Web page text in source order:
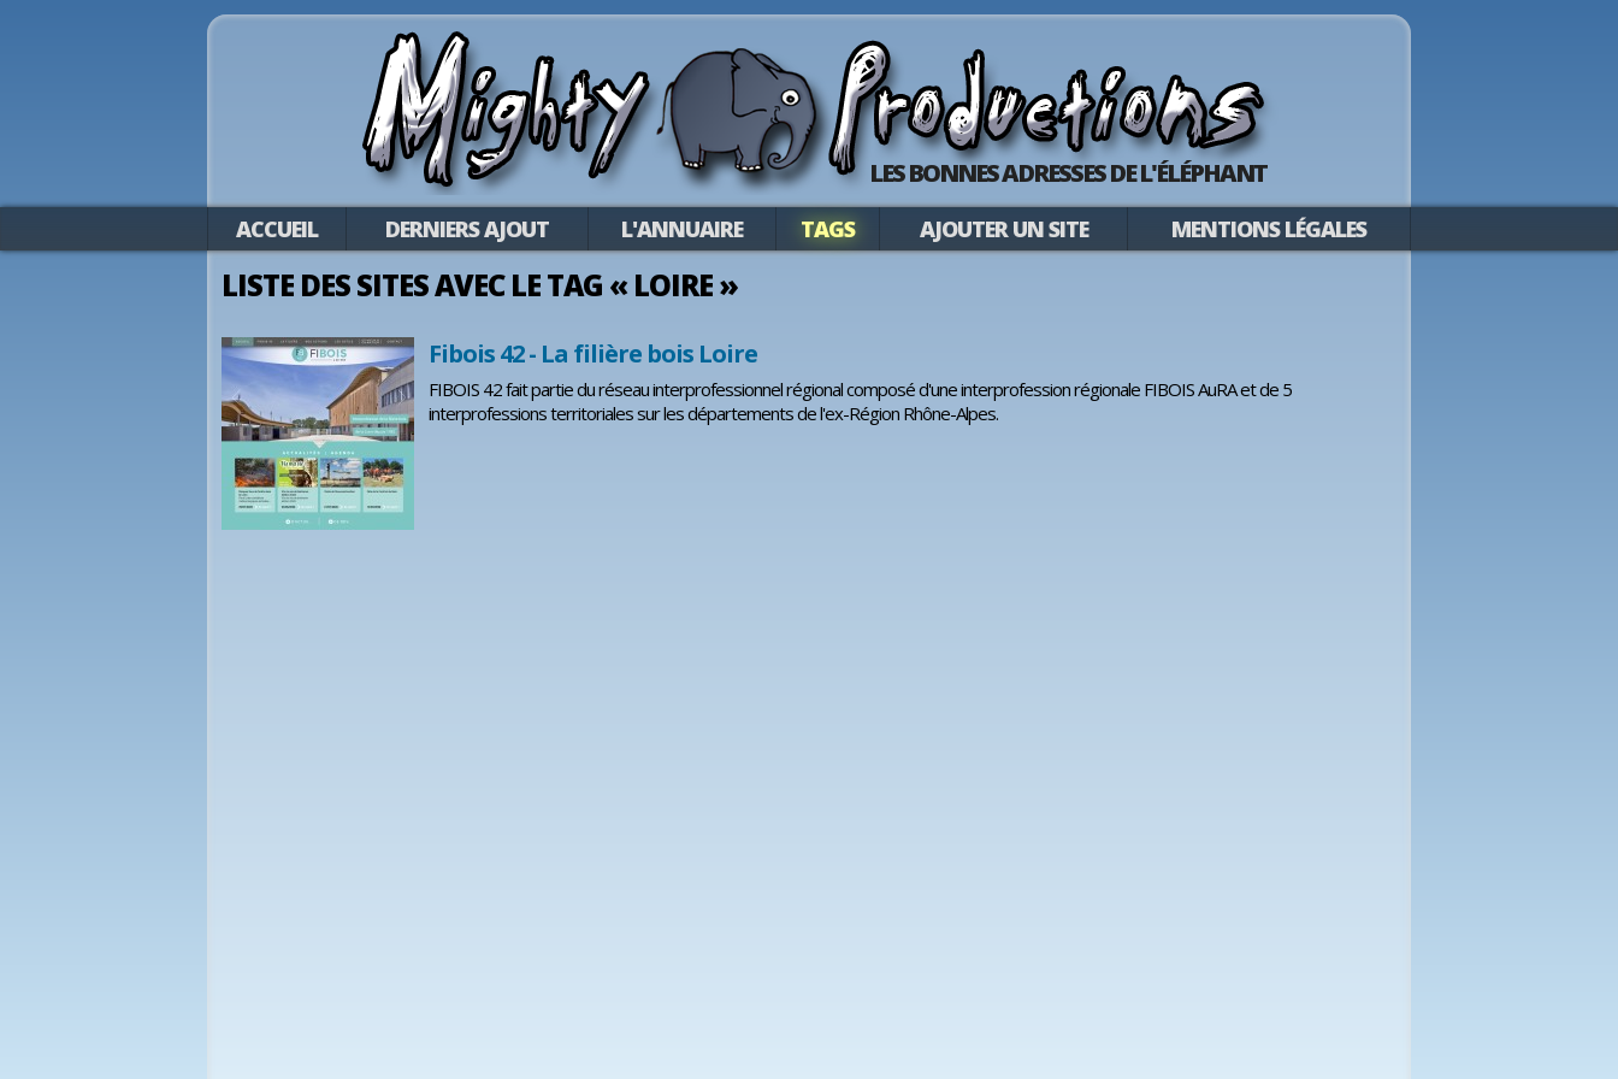
LES BONNES ADRESSES DE L'ÉLÉPHANT
ACCUEIL DERNIERS AJOUT L'ANNUAIRE TAGS AJOUTER UN SITE MENTIONS LÉGALES
LISTE DES SITES AVEC LE TAG « LOIRE »
Fibois 42 - La filière bois Loire
FIBOIS 42 fait partie du réseau interprofessionnel régional composé d'une interprofession régionale FIBOIS AuRA et de 5
interprofessions territoriales sur les départements de l'ex-Région Rhône-Alpes.